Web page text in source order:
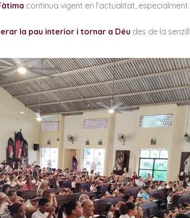
continua vigent en l’actualitat,
la pau interior i tornar a Déu des de la